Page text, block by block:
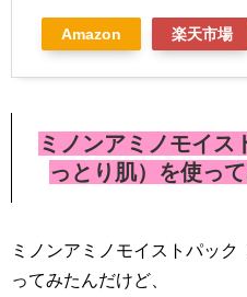
Amazon 楽天市場
ミノンアミノモイス
っとり肌）を使っ
ミノンアミノモイストパッ
ってみたんだけど、